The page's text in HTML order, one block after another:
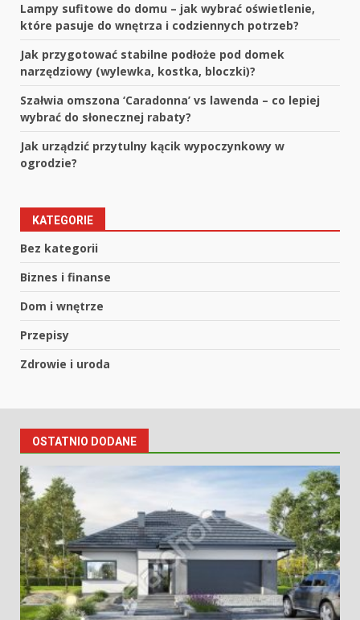
Lampy sufitowe do domu – jak wybrać oświetlenie,
które pasuje do wnętrza i codziennych potrzeb?
Jak przygotować stabilne podłoże pod domek
narzędziowy (wylewka, kostka, bloczki)?
Szałwia omszona ‘Caradonna’ vs lawenda – co lepiej
wybrać do słonecznej rabaty?
Jak urządzić przytulny kącik wypoczynkowy w
ogrodzie?
KATEGORIE
Bez kategorii
Biznes i finanse
Dom i wnętrze
Przepisy
Zdrowie i uroda
OSTATNIO DODANE